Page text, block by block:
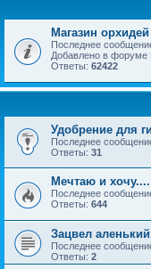
Магазин орхидей
Последнее
Добавлено в форуме
Ответы: 62422
Удобрение для
Последнее
Ответы: 31
Мечтаю и хочу....
Последнее
Ответы: 644
Зацвел
Последнее
Ответы: 2